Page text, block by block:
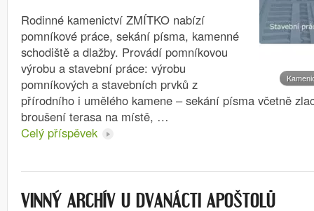
Rodinné kamenictví ZMÍTKO nabízí
pomníkové práce, sekání písma, kamenné
schodiště a dlažby. Provádí pomníkovou
výrobu a stavební práce: výrobu
pomníkových a stavebních prvků z
přírodního i umělého kamene – sekání písma včetně
broušení terasa na místě, …
Celý příspěvek
VINNÝ ARCHÍV U DVANÁCTI APOŠTOLŮ